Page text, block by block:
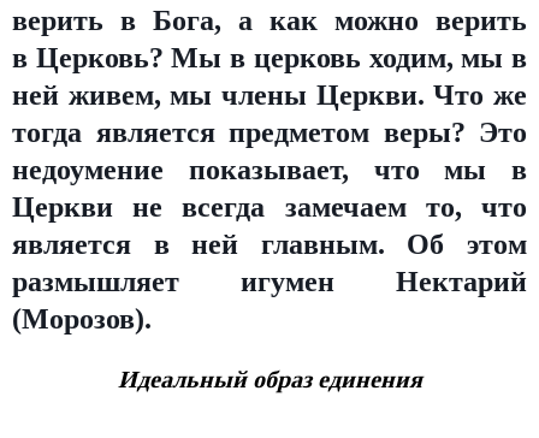
верить в Бога, а как можно верить
в Церковь? Мы в церковь ходим, мы в
ней живем, мы члены Церкви. Что же
тогда является предметом веры? Это
недоумение показывает, что мы в
Церкви не всегда замечаем то, что
является в ней главным. Об этом
размышляет игумен Нектарий
(Морозов).
Идеальный образ единения